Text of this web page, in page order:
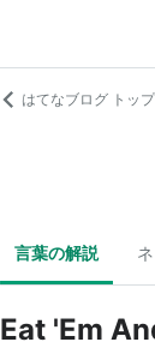
はてなブログ トップ
言葉の解説
Eat 'Em